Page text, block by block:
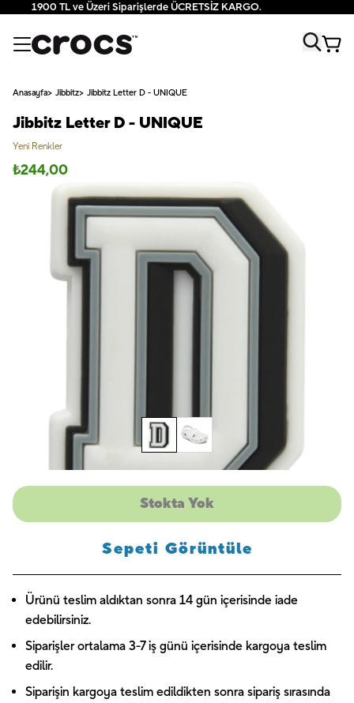
1900 TL ve Üzeri Siparişlerde ÜCRETSİZ KARGO.
Anasayfa Jibbitz Jibbitz Letter D - UNIQUE
Jibbitz Letter D - UNIQUE
Yeni Renkler
₺244,00
Stokta Yok
Sepeti Görüntüle
Ürünü teslim aldıktan sonra 14 gün içerisinde iade
edebilirsiniz.
Siparişler ortalama 3-7 iş günü içerisinde kargoya teslim
edilir.
Siparişin kargoya teslim edildikten sonra sipariş sırasında